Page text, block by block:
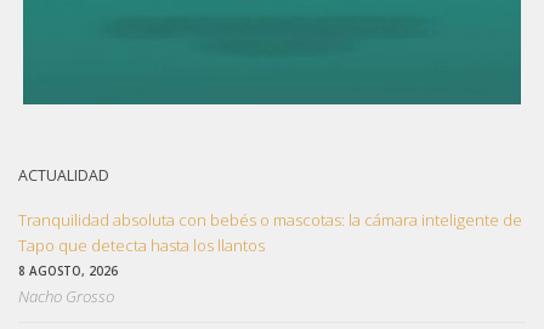
ACTUALIDAD
Tranquilidad absoluta con bebés o mascotas: la cámara inteligente de
Tapo que detecta hasta los llantos
8 AGOSTO, 2026
Nacho Grosso